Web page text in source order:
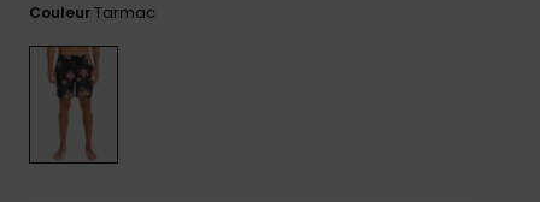
CouleurTarmac